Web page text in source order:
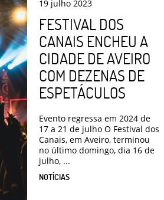
19 julho 2023
FESTIVAL DOS
CANAIS ENCHEU A
CIDADE DE AVEIRO
COM DEZENAS DE
ESPETÁCULOS
Evento regressa em 2024 de
17 a 21 de julho O Festival dos
Canais, em Aveiro, terminou
no último domingo, dia 16 de
julho, ...
NOTÍCIAS